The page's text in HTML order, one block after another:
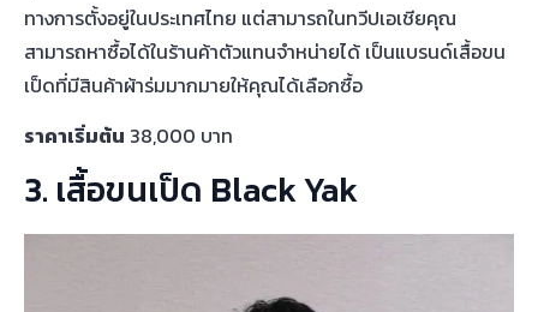
ทางการตั้งอยู่ในประเทศไทย แต่สามารถในทวีปเอเชียคุณ
สามารถหาซื้อได้ในร้านค้าตัวแทนจำหน่ายได้ เป็นแบรนด์เสื้อขน
เป็ดที่มีสินค้าผ้าร่มมากมายให้คุณได้เลือกซื้อ
ราคาเริ่มต้น 38,000 บาท
3. เสื้อขนเป็ด Black Yak